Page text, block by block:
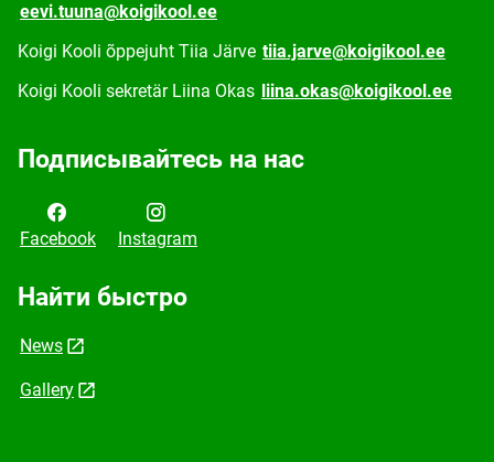
eevi.tuuna@koigikool.ee
Koigi Kooli õppejuht Tiia Järve tiia.jarve@koigikool.ee
Koigi Kooli sekretär Liina Okas liina.okas@koigikool.ee
Подписывайтесь на нас
Facebook Instagram
Найти быстро
News
Gallery